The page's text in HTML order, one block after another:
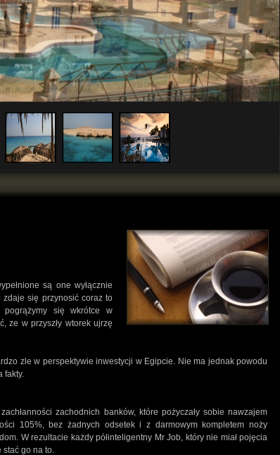
są one wyłącznie
zdaje się przynosić coraz to
się wkrótce w
ze w przyszły wtorek ujrzę
zle w perspektywie inwestycji w Egipcie. Nie ma jednak powodu
fakty.
zachodnich banków, które pożyczały sobie nawzajem
105%, bez żadnych odsetek i z darmowym kompletem noży
W rezultacie każdy półinteligentny Mr Job, który nie miał pojęcia
stać go na to.